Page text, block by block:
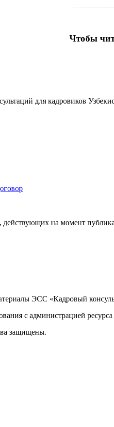
Чтобы
для кадровиков
на момент
ЭСС «Кадровый
с администрацией
защищены.